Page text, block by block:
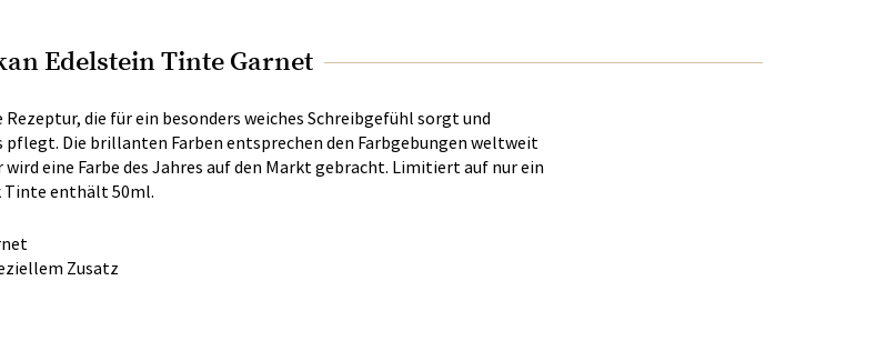
Edelstein Tinte Garnet
die für ein besonders weiches Schreibgefühl sorgt und
Die brillanten Farben entsprechen den Farbgebungen weltweit
eine Farbe des Jahres auf den Markt gebracht. Limitiert auf nur ein
Tinte enthält 50ml.
Zusatz